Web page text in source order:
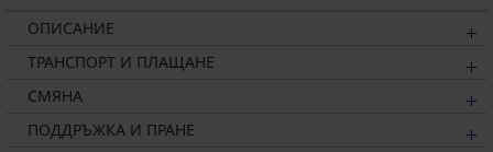
ОПИСАНИЕ
ТРАНСПОРТ И ПЛАЩАНЕ
СМЯНА
ПОДДРЪЖКА И ПРАНЕ